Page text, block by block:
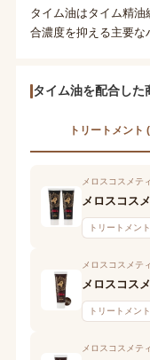
タイム油はタイム精
合濃度を抑える主要な
タイム油を配合した
トリートメント
メロスコスメテ
トリートメント
メロスコスメテ
トリートメント
メロスコスメテ